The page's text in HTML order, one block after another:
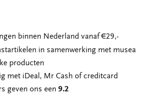
VERLANGLIJST
binnen Nederland vanaf €29,-
in samenwerking met musea
producten
met iDeal, Mr Cash of creditcard
geven ons een9.2